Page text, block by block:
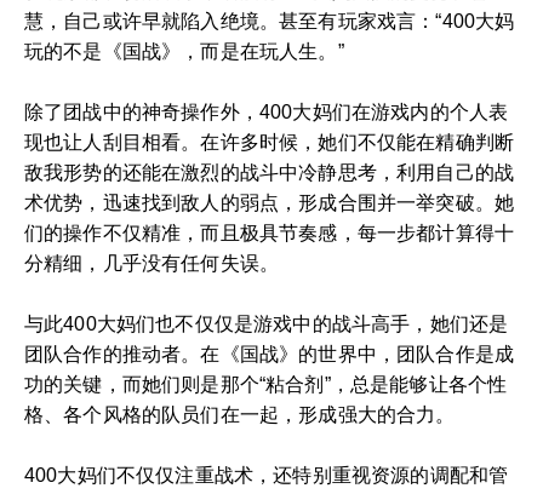
慧，自己或许早就陷入绝境。甚至有玩家戏言：“400大妈
玩的不是《国战》，而是在玩人生。”
除了团战中的神奇操作外，400大妈们在游戏内的个人表
现也让人刮目相看。在许多时候，她们不仅能在精确判断
敌我形势的还能在激烈的战斗中冷静思考，利用自己的战
术优势，迅速找到敌人的弱点，形成合围并一举突破。她
们的操作不仅精准，而且极具节奏感，每一步都计算得十
分精细，几乎没有任何失误。
与此400大妈们也不仅仅是游戏中的战斗高手，她们还是
团队合作的推动者。在《国战》的世界中，团队合作是成
功的关键，而她们则是那个“粘合剂”，总是能够让各个性
格、各个风格的队员们在一起，形成强大的合力。
400大妈们不仅仅注重战术，还特别重视资源的调配和管